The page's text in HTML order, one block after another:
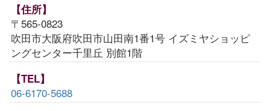
【住所】
〒565-0823
吹田市大阪府吹田市山田南1番1号 イズミヤショッピ
ングセンター千里丘 別館1階
【TEL】
06-6170-5688